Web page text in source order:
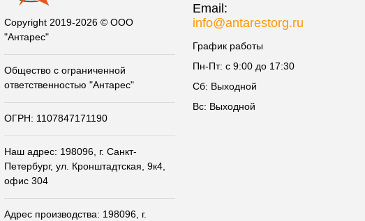
Copyright 2019-2026 © ООО
"Антарес"
Общество с ограниченной
ответственностью "Антарес"
ОГРН: 1107847171190
Наш адрес: 198096, г. Санкт-
Петербург, ул. Кронштадтская, 9к4,
офис 304
Адрес производства: 198096, г.
Email:
info@antarestorg.ru
График работы
Пн-Пт: с 9:00 до 17:30
Сб: Выходной
Вс: Выходной